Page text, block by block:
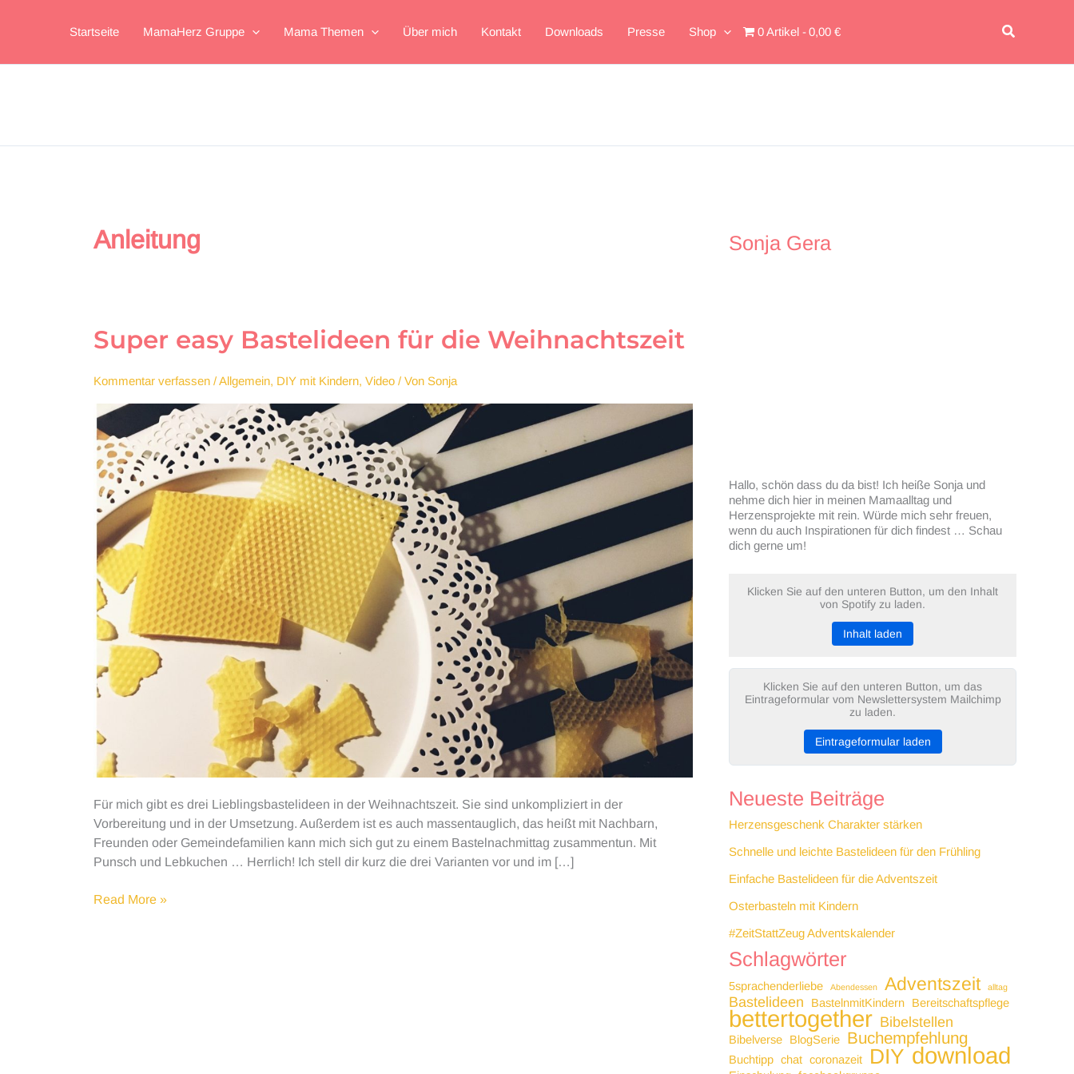
Startseite MamaHerz Gruppe Mama Themen Über mich Kontakt Downloads Presse Shop 0 Artikel 0,00 € Suchen
Anleitung
Super easy Bastelideen für die Weihnachtszeit
Kommentar verfassen /Allgemein, DIY mit Kindern, Video / Von Sonja
Für mich gibt es drei Lieblingsbastelideen in der Weihnachtszeit. Sie sind unkompliziert in der
Vorbereitung und in der Umsetzung. Außerdem ist es auch massentauglich, das heißt mit Nachbarn,
Freunden oder Gemeindefamilien kann mich sich gut zu einem Bastelnachmittag zusammentun. Mit
Punsch und Lebkuchen … Herrlich! Ich stell dir kurz die drei Varianten vor und im […]
Super
Read More »
Sonja Gera
Hallo, schön dass du da bist! Ich heiße Sonja und
nehme dich hier in meinen Mamaalltag und
Herzensprojekte mit rein. Würde mich sehr freuen,
wenn du auch Inspirationen für dich findest … Schau
dich gerne um!
Klicken Sie auf den unteren Button, um den Inhalt
von Spotify zu laden.
Inhalt laden
Klicken Sie auf den unteren Button, um das
Eintrageformular vom Newslettersystem Mailchimp
zu laden.
Eintrageformular laden
Neueste Beiträge
Herzensgeschenk Charakter stärken
Schnelle und leichte Bastelideen für den Frühling
Einfache Bastelideen für die Adventszeit
Osterbasteln mit Kindern
#ZeitStattZeug Adventskalender
Schlagwörter
5sprachenderliebe Abendessen Adventszeit alltag
Bastelideen BastelnmitKindern Bereitschaftspflege
bettertogether Bibelstellen
Bibelverse BlogSerie Buchempfehlung
Buchtipp chat coronazeit DIY download